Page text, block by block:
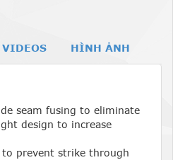
VIDEOS HÌNH ẢNH
seam fusing to eliminate
design to increase
to prevent strike through